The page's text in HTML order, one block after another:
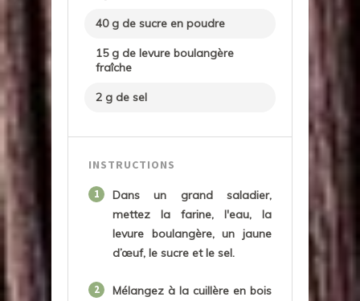
40 g de sucre en poudre
15 g de levure boulangère
fraîche
2 g de sel
INSTRUCTIONS
1
Dans un grand saladier,
mettez la farine, l'eau, la
levure boulangère, un jaune
d’œuf, le sucre et le sel.
2
Mélangez à la cuillère en bois